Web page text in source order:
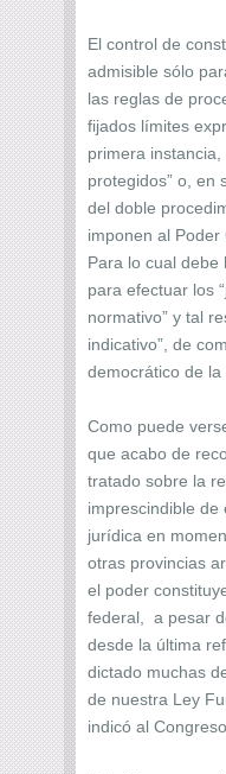
El control de
admisible sólo
las reglas de
fijados límites
primera
protegidos” o, en
del doble
imponen al Poder
Para lo cual
para efectuar los
normativo” y tal
indicativo”, de
democrático de la
Como puede
que acabo de
tratado sobre la
imprescindible de
jurídica en
otras provincias
el poder
federal, a pesar
desde la última
dictado muchas
de nuestra Ley
indicó al